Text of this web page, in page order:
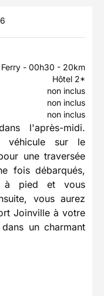
Ferry - 00h30 - 20km
Hôtel 2*
non inclus
non inclus
non inclus
l'après-midi.
véhicule sur le
une traversée
fois débarqués,
à pied et vous
vous aurez
Joinville à votre
un charmant